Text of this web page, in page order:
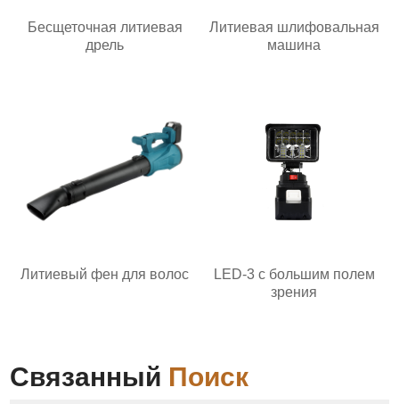
Бесщеточная литиевая
дрель
Литиевая шлифовальная
машина
Литиевый фен для волос
LED-3 с большим полем
зрения
Связанный Поиск